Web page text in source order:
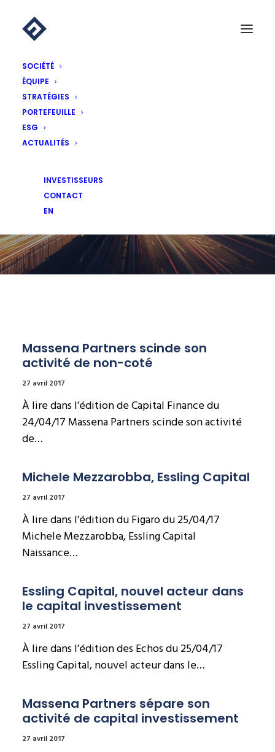
SOCIÉTÉ
ÉQUIPE
STRATÉGIES
PORTEFEUILLE
ESG
ACTUALITÉS
INVESTISSEURS
CONTACT
EN
Massena Partners scinde son
activité de non-coté
27 avril 2017
À lire dans l’édition de Capital Finance du
24/04/17 Massena Partners scinde son activité
de…
Michele Mezzarobba, Essling Capital
27 avril 2017
À lire dans l’édition du Figaro du 25/04/17
Michele Mezzarobba, Essling Capital
Naissance…
Essling Capital, nouvel acteur dans
le capital investissement
27 avril 2017
À lire dans l’édition des Echos du 25/04/17
Essling Capital, nouvel acteur dans le…
Massena Partners sépare son
activité de capital investissement
27 avril 2017